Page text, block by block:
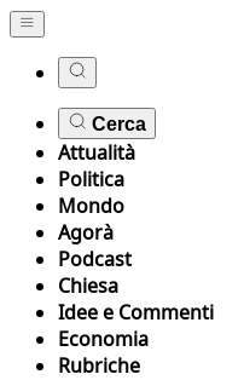
Cerca
Attualità
Politica
Mondo
Agorà
Podcast
Chiesa
Idee e Commenti
Economia
Rubriche